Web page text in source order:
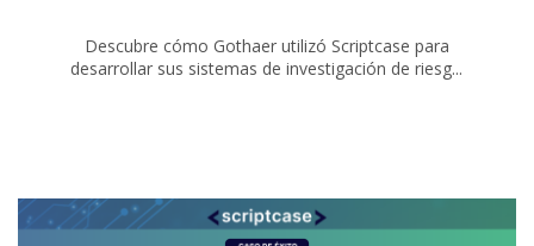
Descubre cómo Gothaer utilizó Scriptcase para
desarrollar sus sistemas de investigación de riesg...